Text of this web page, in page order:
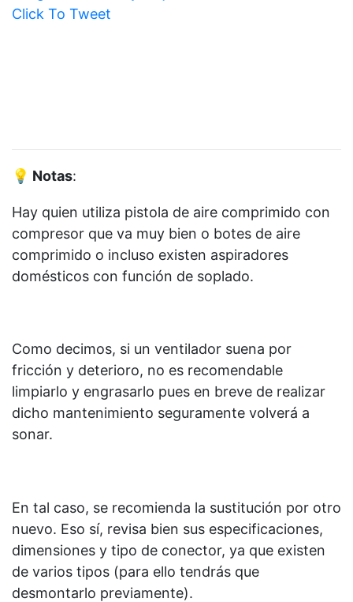
Click To Tweet
💡 Notas:
Hay quien utiliza pistola de aire comprimido con
compresor que va muy bien o botes de aire
comprimido o incluso existen aspiradores
domésticos con función de soplado.
Como decimos, si un ventilador suena por
fricción y deterioro, no es recomendable
limpiarlo y engrasarlo pues en breve de realizar
dicho mantenimiento seguramente volverá a
sonar.
En tal caso, se recomienda la sustitución por otro
nuevo. Eso sí, revisa bien sus especificaciones,
dimensiones y tipo de conector, ya que existen
de varios tipos (para ello tendrás que
desmontarlo previamente).